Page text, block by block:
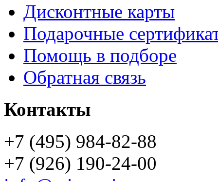
Дисконтные карты
Подарочные
Помощь в подборе
Обратная связь
Контакты
+7 (495) 984-82-88
+7 (926) 190-24-00